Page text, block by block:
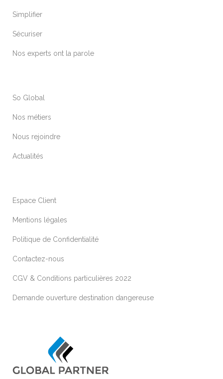
Simplifier
Sécuriser
Nos experts ont la parole
So Global
Nos métiers
Nous rejoindre
Actualités
Espace Client
Mentions légales
Politique de Confidentialité
Contactez-nous
CGV & Conditions particulières 2022
Demande ouverture destination dangereuse